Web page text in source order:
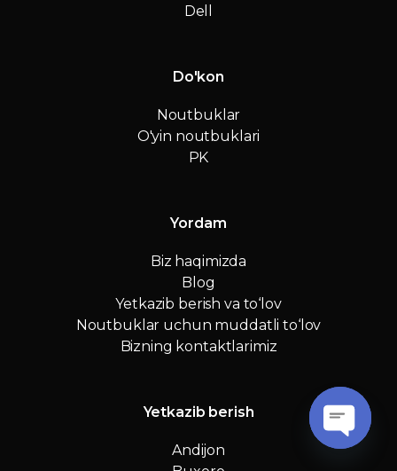
Dell
Do'kon
Noutbuklar
O'yin noutbuklari
PK
Yordam
Biz haqimizda
Blog
Yetkazib berish va to‘lov
Noutbuklar uchun muddatli to‘lov
Bizning kontaktlarimiz
Yetkazib berish
Andijon